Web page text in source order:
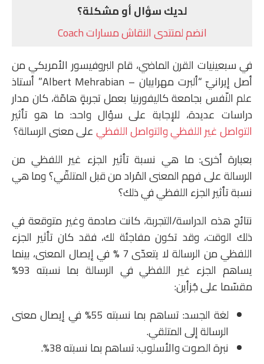
لديك سؤال أو مشكلة؟
انضم لمنتدى النقاش مسارات Coach
في سبعينيات القرن الماضي، قام البروفيسور الأمريكي من
أصل إيرانيّ “ألبرت مهرابيان – Albert Mehrabian” أستاذ
علم النّفس بجامعة كاليفورنيا بعمل تجربةٍ هامّة، كان مدار
دراسات عديدة، للإجابة على سؤال واحد: ما هو تأثير
التواصل غير اللفظي والتواصل اللفظيعلى معنى الرسالة؟
بعبارة أخرى: ما هي نسبة تأثير الجزء غير اللفظي من
الرسالة على فهم المعنى المُراد من قبل المتلقّي؟ وما هي
نسبة تأثير الجزء اللفظي في ذلك؟
نتائج هذه الدراسة/التجربة، كانت صادمة وغير متوقعة في
ذلك الوقت، وقد تكون مفاجئة لك، فقد كان تأثير الجزء
اللفظي من الرسالة لا يتعدّى 7 % في إيصال المعنى، بينما
يساهم الجزء غير اللفظي في الرسالة بما نسبته 93%
مقسّما على جُزأين:
لغة الجسد: تساهم بما نسبته 55% في إيصال معنى
الرسالة إلى المتلقي.
نبرة الصوت والأسلوب: تساهم بما نسبته 38%.